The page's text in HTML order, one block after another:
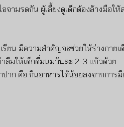
จามรดกัน ผู้เลี้ยงดูเด็กต้องล้างมือ
รียน มีความสำคัญจะช่วยให้ร่างกา
ลืมให้เด็กดื่มนมวันละ 2-3 แก้วด้วย
าก คือ กินอาหารได้น้อยลงจากกา